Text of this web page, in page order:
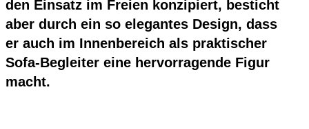
den Einsatz im Freien konzipiert, besticht
aber durch ein so elegantes Design, dass
er auch im Innenbereich als praktischer
Sofa-Begleiter eine hervorragende Figur
macht.